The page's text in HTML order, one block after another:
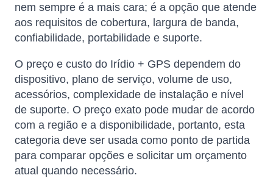
nem sempre é a mais cara; é a opção que atende
aos requisitos de cobertura, largura de banda,
confiabilidade, portabilidade e suporte.
O preço e custo do Irídio + GPS dependem do
dispositivo, plano de serviço, volume de uso,
acessórios, complexidade de instalação e nível
de suporte. O preço exato pode mudar de acordo
com a região e a disponibilidade, portanto, esta
categoria deve ser usada como ponto de partida
para comparar opções e solicitar um orçamento
atual quando necessário.